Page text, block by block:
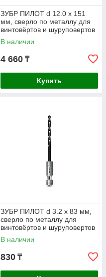
ЗУБР ПИЛОТ d 12.0 х 151
мм, сверло по металлу для
винтовёртов и шуруповертов
IMPACT READY
Профессионал
В наличии
4 660 ₸
Купить
ЗУБР ПИЛОТ d 3.2 х 83 мм,
сверло по металлу для
винтовёртов и шуруповертов
IMPACT READY
Профессионал
В наличии
830 ₸